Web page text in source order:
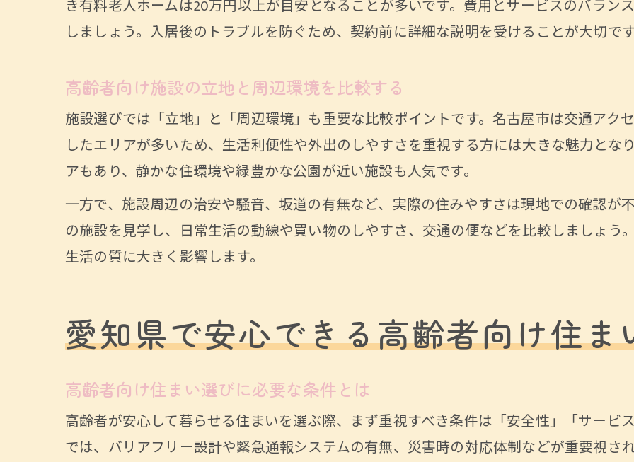
き有料老人ホームは20万円以上が目安となることが多いです。費用とサービスのバラン
しましょう。入居後のトラブルを防ぐため、契約前に詳細な説明を受けることが大切で
高齢者向け施設の立地と周辺環境を比較する
施設選びでは「立地」と「周辺環境」も重要な比較ポイントです。名古屋市は交通アク
したエリアが多いため、生活利便性や外出のしやすさを重視する方には大きな魅力とな
アもあり、静かな住環境や緑豊かな公園が近い施設も人気です。
一方で、施設周辺の治安や騒音、坂道の有無など、実際の住みやすさは現地での確認が
の施設を見学し、日常生活の動線や買い物のしやすさ、交通の便などを比較しましょう
生活の質に大きく影響します。
愛知県で安心できる高齢者向け住ま
高齢者向け住まい選びに必要な条件とは
高齢者が安心して暮らせる住まいを選ぶ際、まず重視すべき条件は「安全性」「サービ
では、バリアフリー設計や緊急通報システムの有無、災害時の対応体制などが重要視さ